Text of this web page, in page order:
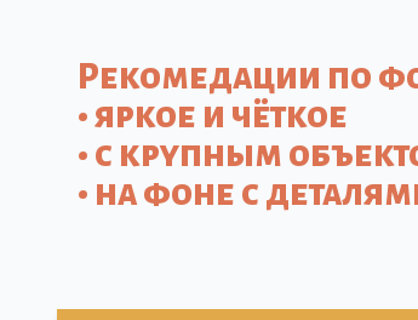
Рекомедации по
• яркое и чёткое
• с крупным
• на фоне с